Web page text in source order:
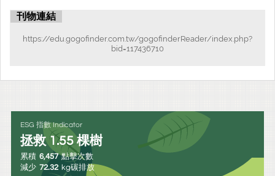
刊物連結
https://edu.gogofinder.com.tw/gogofinderReader/index.php?
bid=117436710
ESG 指數 Indicator
拯救 1.55 棵樹
累積 6,457 點擊次數
減少 72.32 kg碳排放